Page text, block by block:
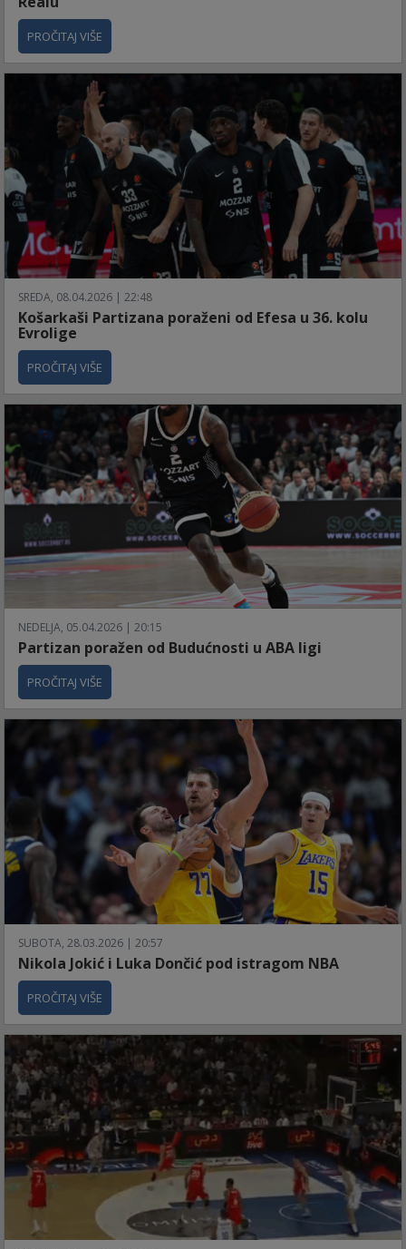
PROČITAJ VIŠE
SREDA, 08.04.2026 | 22:48
Košarkaši Partizana poraženi od Efesa u 36. kolu
Evrolige
PROČITAJ VIŠE
NEDELJA, 05.04.2026 | 20:15
Partizan poražen od Budućnosti u ABA ligi
PROČITAJ VIŠE
SUBOTA, 28.03.2026 | 20:57
Nikola Jokić i Luka Dončić pod istragom NBA
PROČITAJ VIŠE